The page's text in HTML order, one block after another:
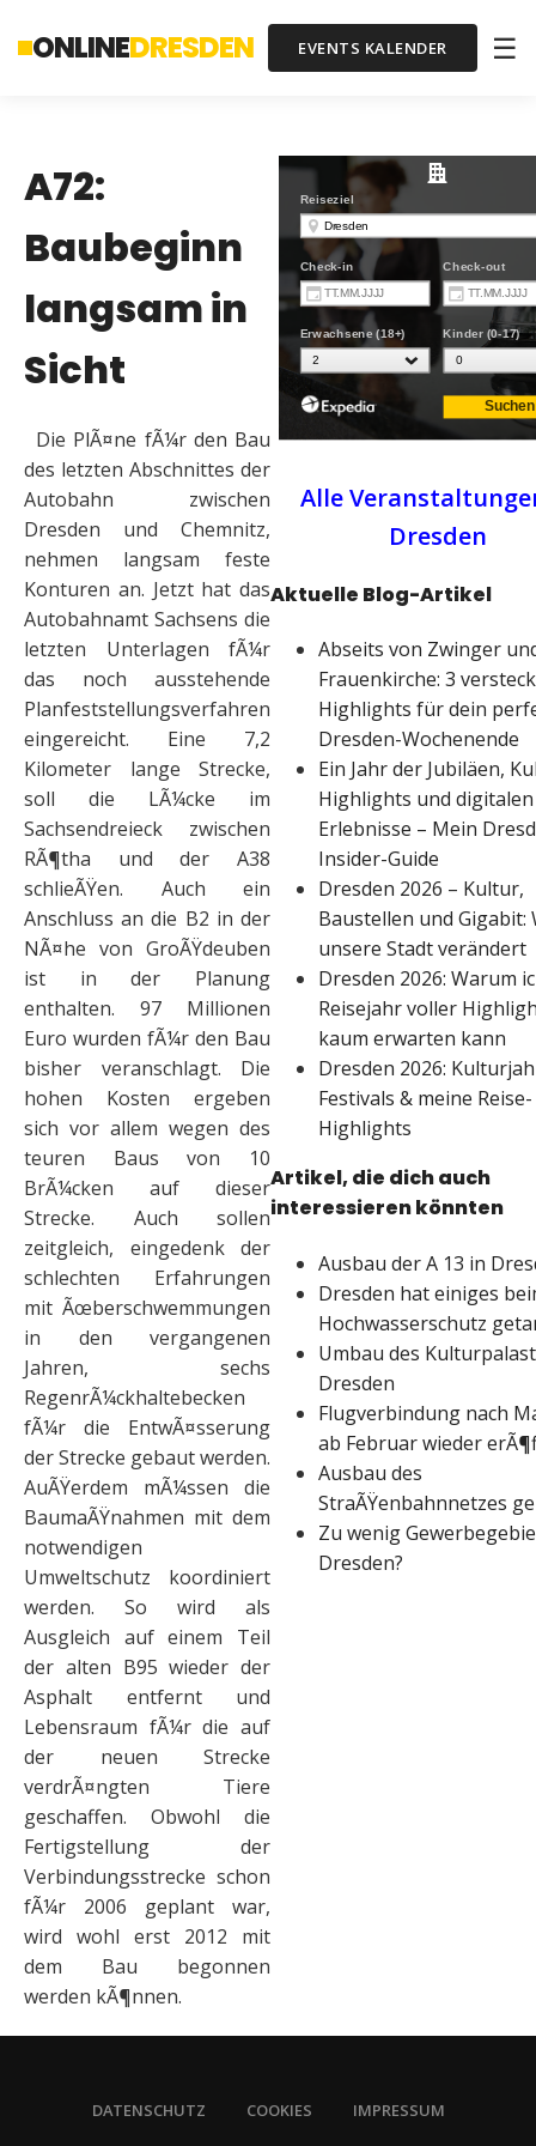
ONLINEDRESDEN EVENTS KALENDER ☰
A72:
Baubeginn
langsam in
Sicht
Die PlÃ¤ne fÃ¼r den Bau
des letzten Abschnittes der
Autobahn zwischen
Dresden und Chemnitz,
nehmen langsam feste
Konturen an. Jetzt hat das
Autobahnamt Sachsens die
letzten Unterlagen fÃ¼r
das noch ausstehende
Planfeststellungsverfahren
eingereicht. Eine 7,2
Kilometer lange Strecke,
soll die LÃ¼cke im
Sachsendreieck zwischen
RÃ¶tha und der A38
schlieÃŸen. Auch ein
Anschluss an die B2 in der
NÃ¤he von GroÃŸdeuben
ist in der Planung
enthalten. 97 Millionen
Euro wurden fÃ¼r den Bau
bisher veranschlagt. Die
hohen Kosten ergeben
sich vor allem wegen des
teuren Baus von 10
BrÃ¼cken auf dieser
Strecke. Auch sollen
zeitgleich, eingedenk der
schlechten Erfahrungen
mit Ãœberschwemmungen
in den vergangenen
Jahren, sechs
RegenrÃ¼ckhaltebecken
fÃ¼r die EntwÃ¤sserung
der Strecke gebaut werden.
AuÃŸerdem mÃ¼ssen die
BaumaÃŸnahmen mit dem
notwendigen
Umweltschutz koordiniert
werden. So wird als
Ausgleich auf einem Teil
der alten B95 wieder der
Asphalt entfernt und
Lebensraum fÃ¼r die auf
der neuen Strecke
verdrÃ¤ngten Tiere
geschaffen. Obwohl die
Fertigstellung der
Verbindungsstrecke schon
fÃ¼r 2006 geplant war,
wird wohl erst 2012 mit
dem Bau begonnen
werden kÃ¶nnen.
Alle
Dresden
Aktuelle Blog-Artikel
Abseits von Zwinger
Frauenkirche: 3
Highlights für dein
Dresden-Wochenende
Ein Jahr der Jubiläen,
Highlights und digitalen
Erlebnisse – Mein
Insider-Guide
Dresden 2026 – Kultur,
Baustellen und Gigabit:
unsere Stadt verändert
Dresden 2026: Warum
Reisejahr voller
kaum erwarten kann
Dresden 2026:
Festivals & meine Reise-
Highlights
Artikel, die dich auch
interessieren könnten
Ausbau der A 13 in
Dresden hat einiges
Hochwasserschutz
Umbau des
Dresden
Flugverbindung nach
ab Februar wieder
Ausbau des
StraÃŸenbahnnetzes
Zu wenig
Dresden?
DATENSCHUTZ COOKIES IMPRESSUM